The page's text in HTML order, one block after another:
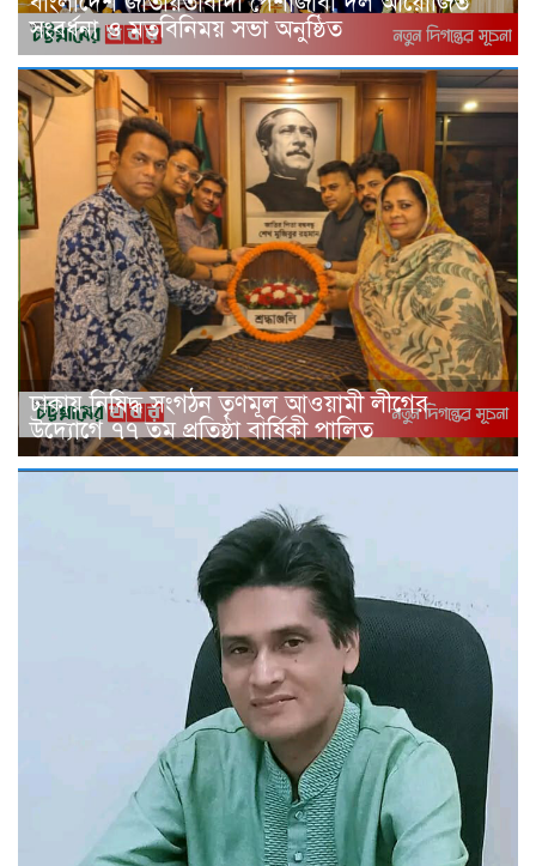
সংবর্ধনা ও মতবিনিময় সভা অনুষ্ঠিত
ঢাকায় নিষিদ্ধ সংগঠন তৃণমূল আওয়ামী লীগের
উদ্যোগে ৭৭ তম প্রতিষ্ঠা বার্ষিকী পালিত